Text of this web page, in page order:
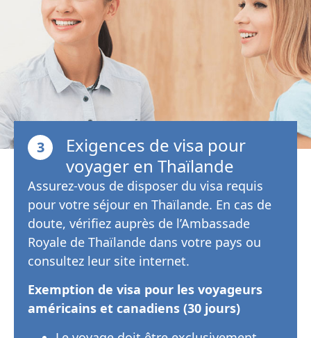
3
Exigences de visa pour
voyager en Thaïlande
Assurez-vous de disposer du visa requis
pour votre séjour en Thaïlande. En cas de
doute, vérifiez auprès de l’Ambassade
Royale de Thaïlande dans votre pays ou
consultez leur site internet.
Exemption de visa pour les voyageurs
américains et canadiens (30 jours)